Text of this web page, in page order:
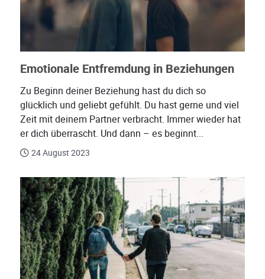
Emotionale Entfremdung in Beziehungen
Zu Beginn deiner Beziehung hast du dich so
glücklich und geliebt gefühlt. Du hast gerne und viel
Zeit mit deinem Partner verbracht. Immer wieder hat
er dich überrascht. Und dann – es beginnt...
24 August 2023